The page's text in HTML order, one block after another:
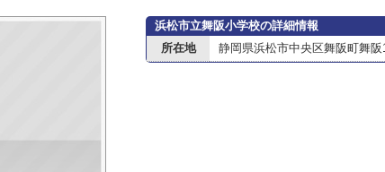
浜松市立舞阪小学校の詳細情報
所在地
静岡県浜松市中央区舞阪町舞阪